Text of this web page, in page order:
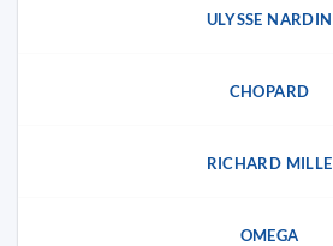
ULYSSE NARDIN
CHOPARD
RICHARD MILLE
OMEGA